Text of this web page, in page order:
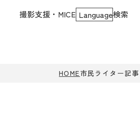
撮影支援・MICE Language検索
HOME市民ライター記事